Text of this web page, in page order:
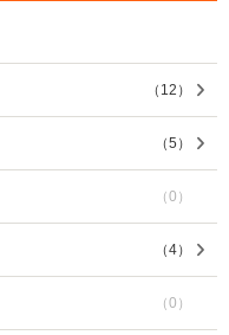
（ 12 ）
（5 ）
（0 ）
（4）
（0 ）